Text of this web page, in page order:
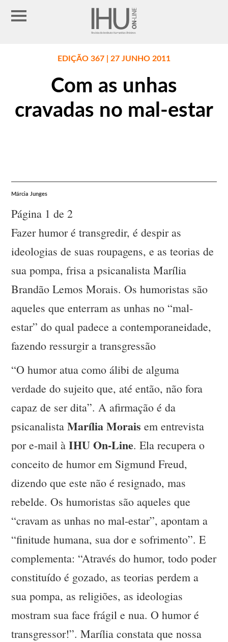
EDIÇÃO 367 | 27 JUNHO 2011
Com as unhas
cravadas no mal-estar
Márcia Junges
Página 1 de 2
Fazer humor é transgredir, é despir as
ideologias de suas roupagens, e as teorias de
sua pompa, frisa a psicanalista Marília
Brandão Lemos Morais. Os humoristas são
aqueles que enterram as unhas no “mal-
estar” do qual padece a contemporaneidade,
fazendo ressurgir a transgressão
“O humor atua como álibi de alguma
verdade do sujeito que, até então, não fora
capaz de ser dita”. A afirmação é da
psicanalistaMarília Moraisem entrevista
por e-mail àIHU On-Line. Ela recupera o
conceito de humor em Sigmund Freud,
dizendo que este não é resignado, mas
rebelde. Os humoristas são aqueles que
“cravam as unhas no mal-estar”, apontam a
“finitude humana, sua dor e sofrimento”. E
complementa: “Através do humor, todo poder
constituído é gozado, as teorias perdem a
sua pompa, as religiões, as ideologias
mostram sua face frágil e nua. O humor é
transgressor!”. Marília constata que nossa